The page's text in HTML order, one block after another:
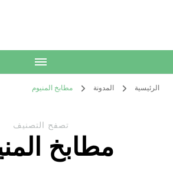
الرئيسية المدونة مطابخ المنيوم
تصفح التصنيف
مطابخ